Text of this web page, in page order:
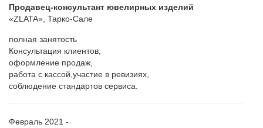
Продавец-консультант ювелирных изделий
«ZLATA», Тарко-Сале
полная занятость
Консультация клиентов,
оформление продаж,
работа с кассой,участие в ревизиях,
соблюдение стандартов сервиса.
Февраль 2021 -